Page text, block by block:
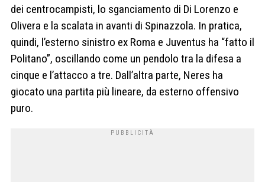
dei centrocampisti, lo sganciamento di Di Lorenzo e
Olivera e la scalata in avanti di Spinazzola. In pratica,
quindi, l’esterno sinistro ex Roma e Juventus ha “fatto il
Politano”, oscillando come un pendolo tra la difesa a
cinque e l’attacco a tre. Dall’altra parte, Neres ha
giocato una partita più lineare, da esterno offensivo
puro.